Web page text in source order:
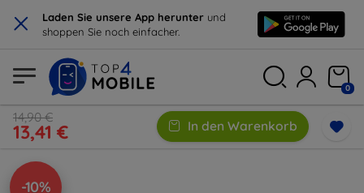
× Laden Sie unsere App herunter und
shoppen Sie noch einfacher.
0
14,90 €
13,41 € In den Warenkorb
-10%